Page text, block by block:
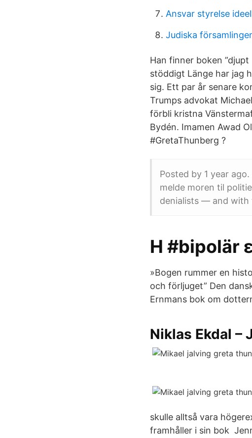
Ansvar styrelse
Judiska
Han finner boken
stöddigt Länge har jag
sig. Ett par år senare
Trumps advokat
förbli kristna
Bydén. Imamen Awad
#GretaThunberg ?
Posted by 1 year
melde moren til
denialists — and with
Η #bipolär
»Bogen rummer en
och förljuget” Den
Ernmans bok om
Niklas Ekdal –
skulle alltså vara
framhåller i sin bok